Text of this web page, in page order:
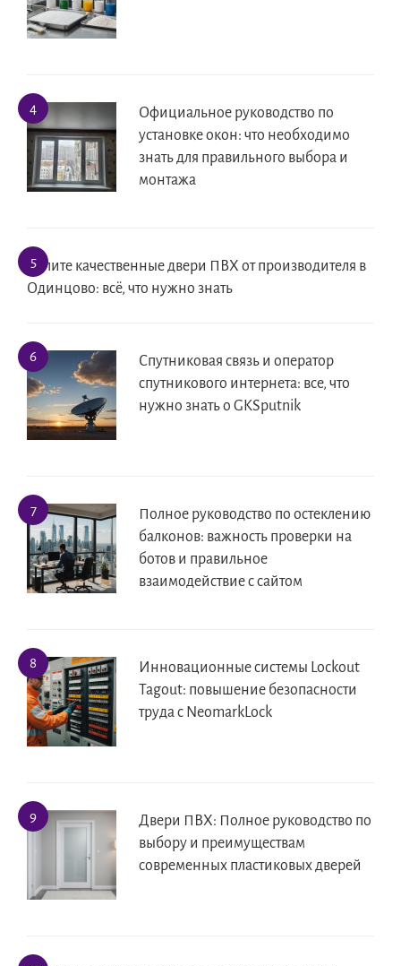
Официальное руководство по
установке окон: что необходимо
знать для правильного выбора и
монтажа
Купите качественные двери ПВХ от производителя в
Одинцово: всё, что нужно знать
Спутниковая связь и оператор
спутникового интернета: все, что
нужно знать о GKSputnik
Полное руководство по остеклению
балконов: важность проверки на
ботов и правильное
взаимодействие с сайтом
Инновационные системы Lockout
Tagout: повышение безопасности
труда с NeomarkLock
Двери ПВХ: Полное руководство по
выбору и преимуществам
современных пластиковых дверей